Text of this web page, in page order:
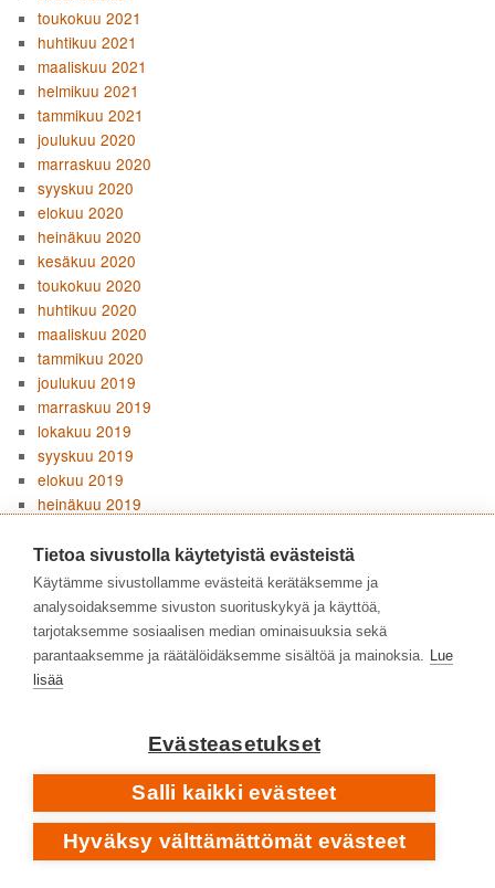
toukokuu 2021
huhtikuu 2021
maaliskuu 2021
helmikuu 2021
tammikuu 2021
joulukuu 2020
marraskuu 2020
syyskuu 2020
elokuu 2020
heinäkuu 2020
kesäkuu 2020
toukokuu 2020
huhtikuu 2020
maaliskuu 2020
tammikuu 2020
joulukuu 2019
marraskuu 2019
lokakuu 2019
syyskuu 2019
elokuu 2019
heinäkuu 2019
toukokuu 2019
huhtikuu 2019
maaliskuu 2019
helmikuu 2019
tammikuu 2019
joulukuu 2018
elokuu 2018
heinäkuu 2018
kesäkuu 2018
toukokuu 2018
huhtikuu 2018
Tietoa sivustolla käytetyistä evästeistä
Käytämme sivustollamme evästeitä kerätäksemme ja
analysoidaksemme sivuston suorituskykyä ja käyttöä,
tarjotaksemme sosiaalisen median ominaisuuksia sekä
parantaaksemme ja räätälöidäksemme sisältöä ja mainoksia. Lue
lisää
Evästeasetukset
Salli kaikki evästeet
Hyväksy välttämättömät evästeet